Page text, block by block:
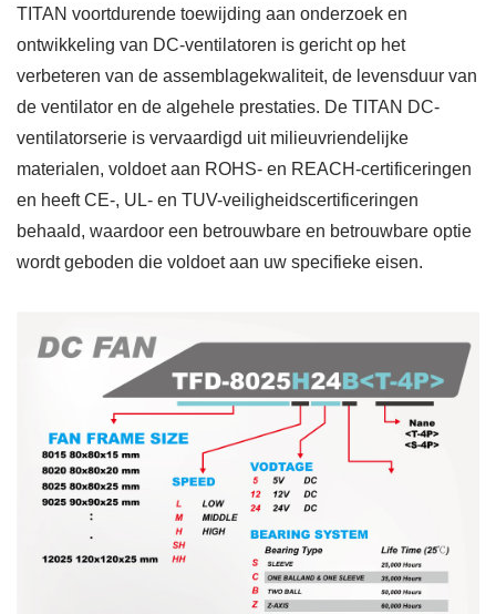
TITAN voortdurende toewijding aan onderzoek en
ontwikkeling van DC-ventilatoren is gericht op het
verbeteren van de assemblagekwaliteit, de levensduur van
de ventilator en de algehele prestaties. De TITAN DC-
ventilatorserie is vervaardigd uit milieuvriendelijke
materialen, voldoet aan ROHS- en REACH-certificeringen
en heeft CE-, UL- en TUV-veiligheidscertificeringen
behaald, waardoor een betrouwbare en betrouwbare optie
wordt geboden die voldoet aan uw specifieke eisen.